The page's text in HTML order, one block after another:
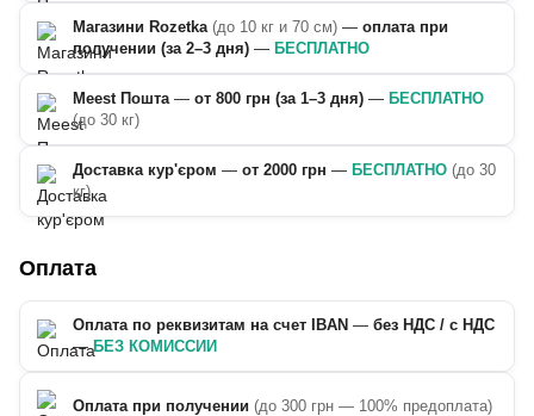
Магазини Rozetka (до 10 кг и 70 см) — оплата при
получении (за 2–3 дня) — БЕСПЛАТНО
Meest Пошта — от 800 грн (за 1–3 дня) — БЕСПЛАТНО
(до 30 кг)
Доставка кур'єром — от 2000 грн — БЕСПЛАТНО (до 30
кг)
Оплата
Оплата по реквизитам на счет IBAN — без НДС / с НДС
—БЕЗ КОМИССИИ
Оплата при получении (до 300 грн — 100% предоплата)